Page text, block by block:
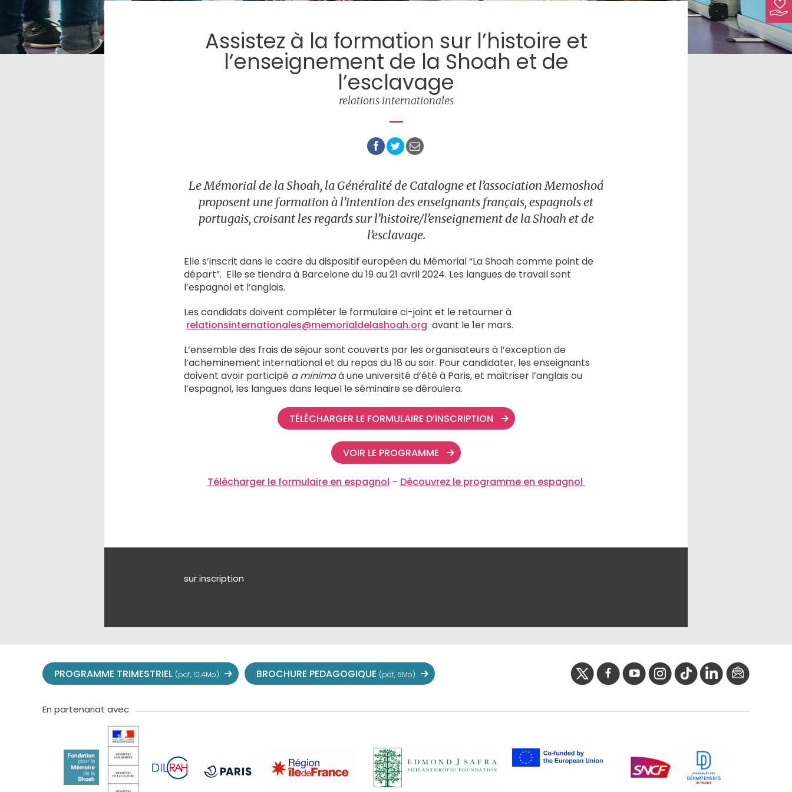
Assistez à la formation sur l’histoire et
l’enseignement de la Shoah et de
l’esclavage
relations internationales
Le Mémorial de la Shoah, la Généralité de Catalogne et l’association Memoshoá
proposent une formation à l’intention des enseignants français, espagnols et
portugais, croisant les regards sur l’histoire/l’enseignement de la Shoah et de
l’esclavage.
Elle s’inscrit dans le cadre du dispositif européen du Mémorial “La Shoah comme point de
départ”. Elle se tiendra à Barcelone du 19 au 21 avril 2024. Les langues de travail sont
l’espagnol et l’anglais.
Les candidats doivent compléter le formulaire ci-joint et le retourner à
relationsinternationales@memorialdelashoah.org avant le 1er mars.
L’ensemble des frais de séjour sont couverts par les organisateurs à l’exception de
l’acheminement international et du repas du 18 au soir. Pour candidater, les enseignants
doivent avoir participé a minimaà une université d’été à Paris, et maîtriser l’anglais ou
l’espagnol, les langues dans lequel le séminaire se déroulera.
TÉLÉCHARGER LE FORMULAIRE D’INSCRIPTION
VOIR LE PROGRAMME
Télécharger le formulaire en espagnol – Découvrez le programme en espagnol
sur inscription
PROGRAMME TRIMESTRIEL (pdf, 10,4Mo) BROCHURE PEDAGOGIQUE (pdf, 6Mo)
En partenariat avec